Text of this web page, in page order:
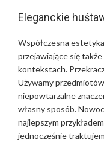
Eleganckie
Współczesna
przejawiające się
kontekstach.
Używamy
niepowtarzalne
własny sposób.
najlepszym
jednocześnie